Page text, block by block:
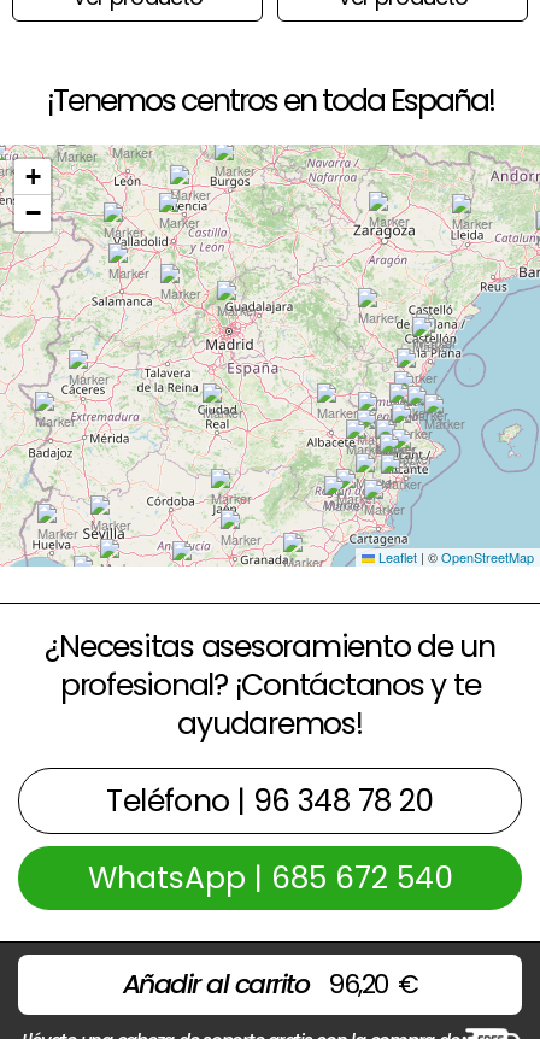
¡Tenemos centros en toda España!
+
−
Leaflet | ©OpenStreetMap
¿Necesitas asesoramiento de un
profesional? ¡Contáctanos y te
ayudaremos!
Teléfono | 96 348 78 20
WhatsApp | 685 672 540
Añadir al carrito 96,20 €